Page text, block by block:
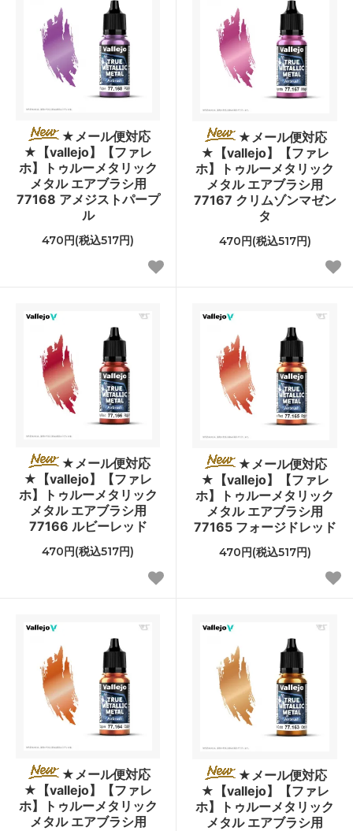
★メール便対応
★【vallejo】【ファレ
ホ】トゥルーメタリック
メタル エアブラシ用
77168 アメジストパープ
ル
470円(税込517円)
★メール便対応
★【vallejo】【ファレ
ホ】トゥルーメタリック
メタル エアブラシ用
77167 クリムゾンマゼン
タ
470円(税込517円)
★メール便対応
★【vallejo】【ファレ
ホ】トゥルーメタリック
メタル エアブラシ用
77166 ルビーレッド
470円(税込517円)
★メール便対応
★【vallejo】【ファレ
ホ】トゥルーメタリック
メタル エアブラシ用
77165 フォージドレッド
470円(税込517円)
★メール便対応
★【vallejo】【ファレ
ホ】トゥルーメタリック
メタル エアブラシ用
★メール便対応
★【vallejo】【ファレ
ホ】トゥルーメタリック
メタル エアブラシ用